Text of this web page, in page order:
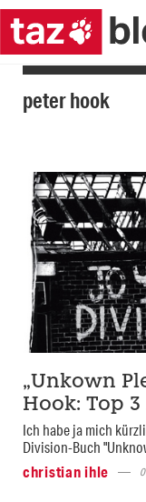
peter hook
„Unkown
Hook: Top 3
Ich habe ja mich
Division-Buch
christian ihle